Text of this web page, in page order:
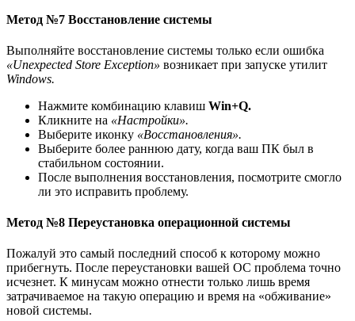
Метод №7 Восстановление системы
Выполняйте восстановление системы только если ошибка
«Unexpected Store Exception» возникает при запуске утилит
Windows.
Нажмите комбинацию клавиш Win+Q.
Кликните на «Настройки».
Выберите иконку «Восстановления».
Выберите более раннюю дату, когда ваш ПК был в
стабильном состоянии.
После выполнения восстановления, посмотрите смогло
ли это исправить проблему.
Метод №8 Переустановка операционной системы
Пожалуй это самый последний способ к которому можно
прибегнуть. После переустановки вашей ОС проблема точно
исчезнет. К минусам можно отнести только лишь время
затрачиваемое на такую операцию и время на «обживание»
новой системы.